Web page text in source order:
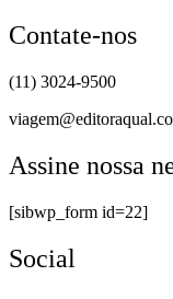
Contate-nos
(11) 3024-9500
Assine nossa
[sibwp_form id=22]
Social